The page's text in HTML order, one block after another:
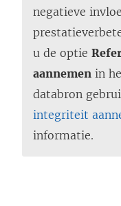
negatieve
u de optie
aannemen in
databron
integriteit
informatie.